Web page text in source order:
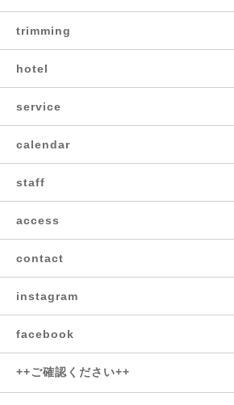
trimming
hotel
service
calendar
staff
access
contact
instagram
facebook
++ご確認ください++